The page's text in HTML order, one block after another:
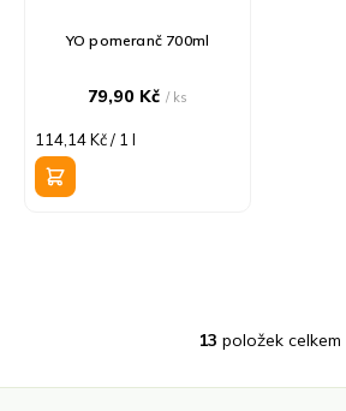
YO pomeranč 700ml
79,90 Kč/ ks
Měrná
cena:
114,14 Kč / 1 l
O
l
13 položek celkem